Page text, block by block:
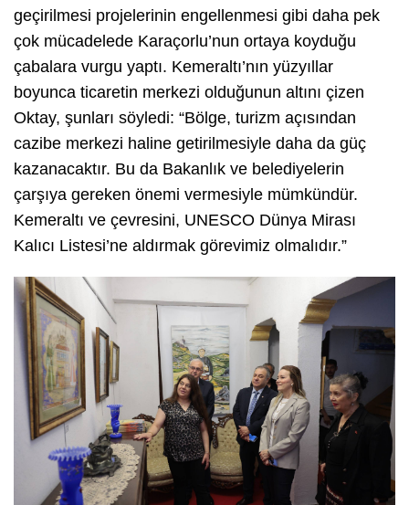
geçirilmesi projelerinin engellenmesi gibi daha pek
çok mücadelede Karaçorlu’nun ortaya koyduğu
çabalara vurgu yaptı. Kemeraltı’nın yüzyıllar
boyunca ticaretin merkezi olduğunun altını çizen
Oktay, şunları söyledi: “Bölge, turizm açısından
cazibe merkezi haline getirilmesiyle daha da güç
kazanacaktır. Bu da Bakanlık ve belediyelerin
çarşıya gereken önemi vermesiyle mümkündür.
Kemeraltı ve çevresini, UNESCO Dünya Mirası
Kalıcı Listesi’ne aldırmak görevimiz olmalıdır.”